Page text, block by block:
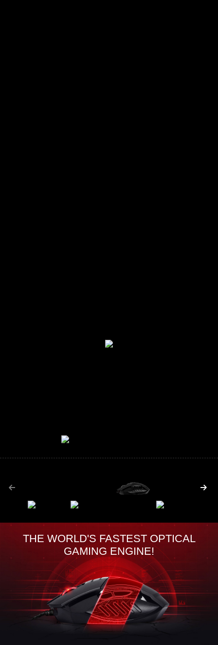
THE WORLD'S FASTEST OPTICAL
GAMING ENGINE!